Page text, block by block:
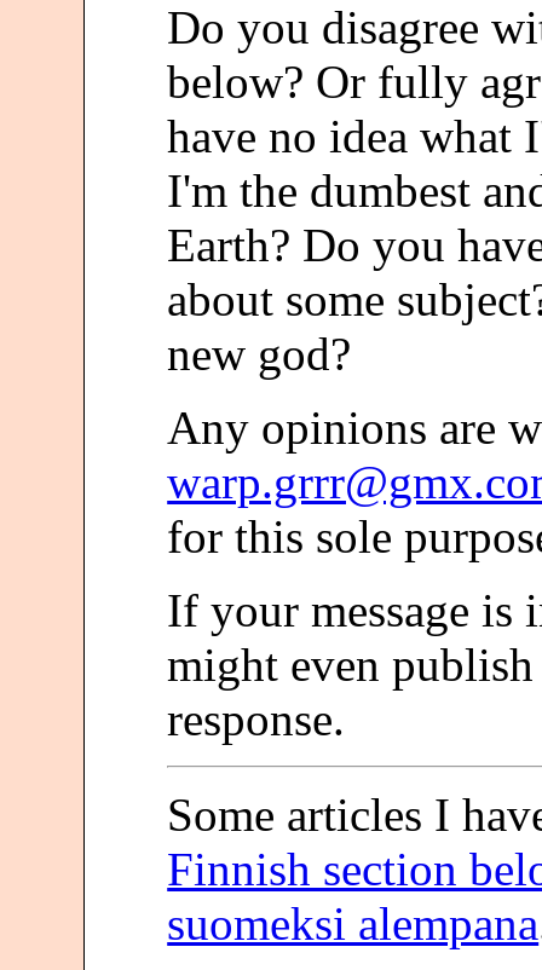
Do you disagree
below? Or fully
have no idea what
I'm the dumbest
Earth? Do you
about some
new god?
Any opinions are
for this sole
If your message is
might even
response.
Some articles I
Finnish section
suomeksi alempana